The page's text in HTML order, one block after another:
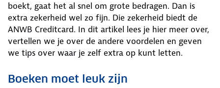
boekt, gaat het al snel om grote bedragen. Dan is
extra zekerheid wel zo fijn. Die zekerheid biedt de
ANWB Creditcard. In dit artikel lees je hier meer over,
vertellen we je over de andere voordelen en geven
we tips over waar je zelf extra op kunt letten.
Boeken moet leuk zijn